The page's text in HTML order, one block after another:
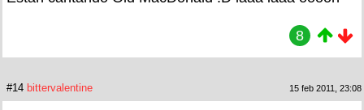
8
#14 bittervalentine 15 feb 2011, 23:08